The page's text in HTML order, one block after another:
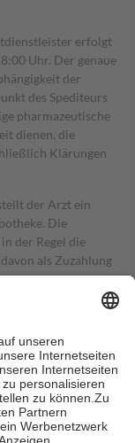
erfolgt
Uhr. Der genaue
der
des Spediteurs
pharmazeutische
dienen, die
Klärungen
der Arzt ein
Die
der Regel die
als Zuzahlung
Höhe von zehn
die tatsächlichen
Apotheken.
beträgt die
Euro je